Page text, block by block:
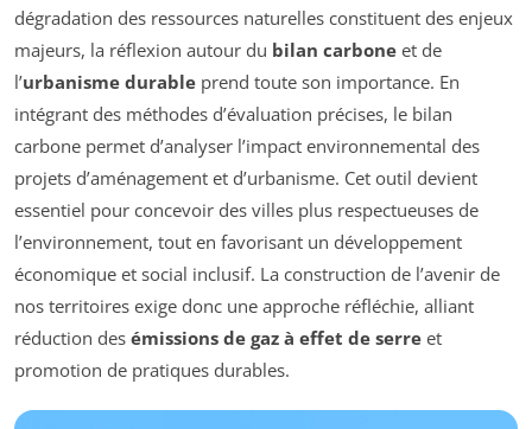
dégradation des ressources naturelles constituent des enjeux
majeurs, la réflexion autour du bilan carbone et de
l’urbanisme durable prend toute son importance. En
intégrant des méthodes d’évaluation précises, le bilan
carbone permet d’analyser l’impact environnemental des
projets d’aménagement et d’urbanisme. Cet outil devient
essentiel pour concevoir des villes plus respectueuses de
l’environnement, tout en favorisant un développement
économique et social inclusif. La construction de l’avenir de
nos territoires exige donc une approche réfléchie, alliant
réduction des émissions de gaz à effet de serre et
promotion de pratiques durables.